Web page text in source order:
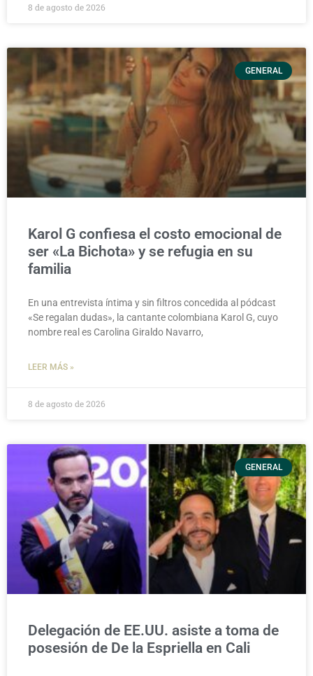
8 de agosto de 2026
GENERAL
Karol G confiesa el costo emocional de
ser «La Bichota» y se refugia en su
familia
En una entrevista íntima y sin filtros concedida al pódcast
«Se regalan dudas», la cantante colombiana Karol G, cuyo
nombre real es Carolina Giraldo Navarro,
LEER MÁS »
8 de agosto de 2026
GENERAL
Delegación de EE.UU. asiste a toma de
posesión de De la Espriella en Cali